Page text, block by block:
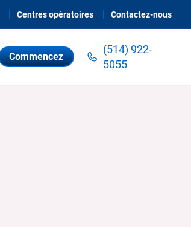
Centres opératoires Contactez-nous
Commencez
(514) 922-
5055